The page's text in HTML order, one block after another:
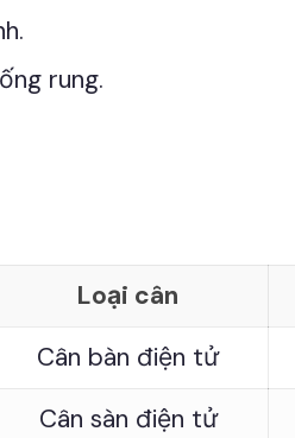
rung.
Loại cân
Cân bàn điện tử
Cân sàn điện tử